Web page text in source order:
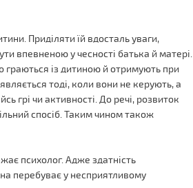
Приділяти їй вдосталь уваги,
впевненою у чесності батька й матері.
граються із дитиною й отримують при
тоді, коли вони не керують, а
грі чи активності. До речі, розвиток
спосіб. Таким чином також
психолог. Адже здатність
перебуває у несприятливому